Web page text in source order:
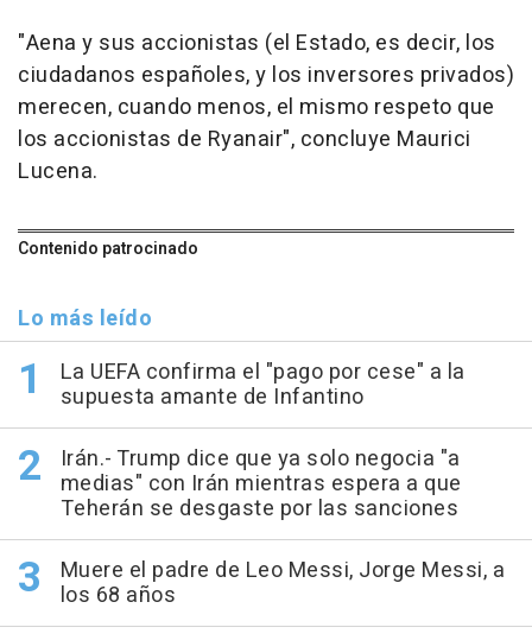
"Aena y sus accionistas (el Estado, es decir, los
ciudadanos españoles, y los inversores privados)
merecen, cuando menos, el mismo respeto que
los accionistas de Ryanair", concluye Maurici
Lucena.
Contenido patrocinado
Lo más leído
La UEFA confirma el "pago por cese" a la
supuesta amante de Infantino
Irán.- Trump dice que ya solo negocia "a
medias" con Irán mientras espera a que
Teherán se desgaste por las sanciones
Muere el padre de Leo Messi, Jorge Messi, a
los 68 años